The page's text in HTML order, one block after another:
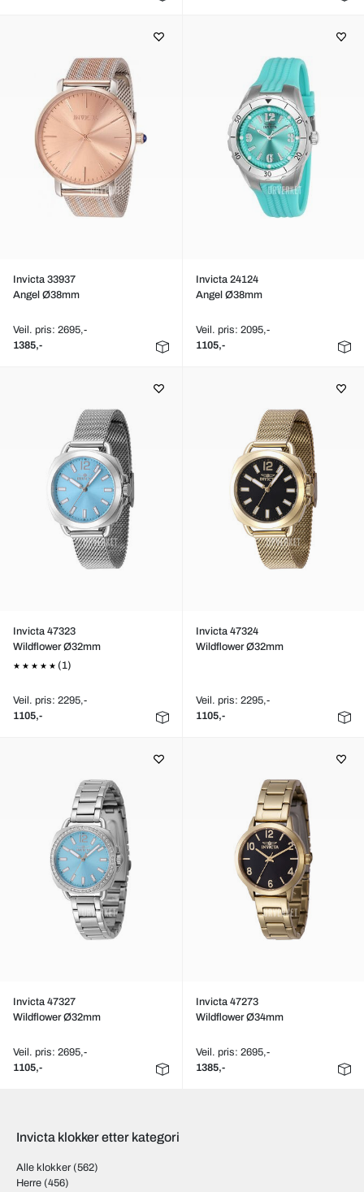
Invicta 33937
Angel Ø38mm
Veil. pris: 2695,-
1385,-
Invicta 24124
Angel Ø38mm
Veil. pris: 2095,-
1105,-
Invicta 47323
Wildflower Ø32mm
(1)
Veil. pris: 2295,-
1105,-
Invicta 47324
Wildflower Ø32mm
Veil. pris: 2295,-
1105,-
Invicta 47327
Wildflower Ø32mm
Veil. pris: 2695,-
1105,-
Invicta 47273
Wildflower Ø34mm
Veil. pris: 2695,-
1385,-
Invicta klokker etter kategori
Alle klokker (562)
Herre (456)